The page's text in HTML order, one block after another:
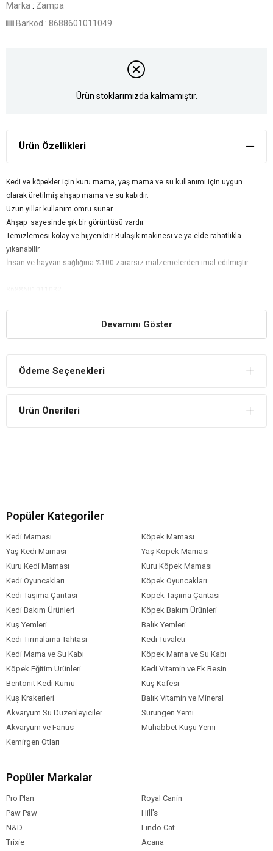
Marka : Zampa
Barkod : 8688601011049
Ürün stoklarımızda kalmamıştır.
Ürün Özellikleri
Kedi ve köpekler için kuru mama, yaş mama ve su kullanımı için uygun
olarak üretilmiş ahşap mama ve su kabıdır.
Uzun yıllar kullanım ömrü sunar.
Ahşap sayesinde şık bir görüntüsü vardır.
Temizlemesi kolay ve hijyeniktir Bulaşık makinesi ve ya elde rahatlıkla
yıkanabilir.
İnsan ve hayvan sağlığına %100 zararsız malzemelerden imal edilmiştir.
Devamını Göster
Ödeme Seçenekleri
Ürün Önerileri
Popüler Kategoriler
Kedi Maması
Köpek Maması
Yaş Kedi Maması
Yaş Köpek Maması
Kuru Kedi Maması
Kuru Köpek Maması
Kedi Oyuncakları
Köpek Oyuncakları
Kedi Taşıma Çantası
Köpek Taşıma Çantası
Kedi Bakım Ürünleri
Köpek Bakım Ürünleri
Kuş Yemleri
Balık Yemleri
Kedi Tırmalama Tahtası
Kedi Tuvaleti
Kedi Mama ve Su Kabı
Köpek Mama ve Su Kabı
Köpek Eğitim Ürünleri
Kedi Vitamin ve Ek Besin
Bentonit Kedi Kumu
Kuş Kafesi
Kuş Krakerleri
Balık Vitamin ve Mineral
Akvaryum Su Düzenleyiciler
Sürüngen Yemi
Akvaryum ve Fanus
Muhabbet Kuşu Yemi
Kemirgen Otları
Popüler Markalar
Pro Plan
Royal Canin
Paw Paw
Hill's
N&D
Lindo Cat
Trixie
Acana